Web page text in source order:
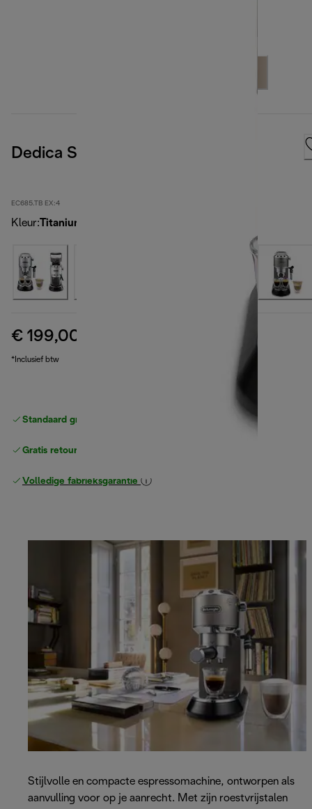
Dedica Style
EC685.TB EX:4
Kleur: Titanium zwart
€ 199,00
*Inclusief btw
Standaard gratis verzending
Gratis retourneren
Volledige fabrieksgarantie
Stijlvolle en compacte espressomachine, ontworpen als
aanvulling voor op je aanrecht. Met zijn roestvrijstalen